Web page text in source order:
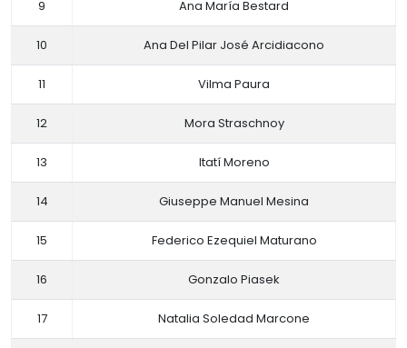
9 Ana María Bestard
10 Ana Del Pilar José Arcidiacono
11 Vilma Paura
12 Mora Straschnoy
13 Itatí Moreno
14 Giuseppe Manuel Mesina
15 Federico Ezequiel Maturano
16 Gonzalo Piasek
17 Natalia Soledad Marcone